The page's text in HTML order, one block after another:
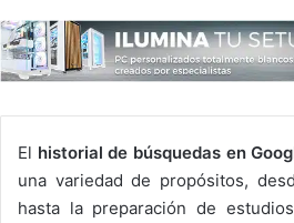
El historial de búsquedas en
una variedad de propósitos,
hasta la preparación de